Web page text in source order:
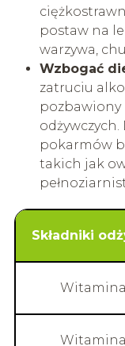
postaw na
warzywa,
Wzbogać
zatruciu
pozbawiony
pokarmów
takich jak
Składniki